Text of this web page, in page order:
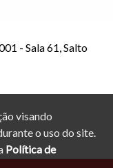
visando
o uso do site.
Política de
- Sala 61, Salto